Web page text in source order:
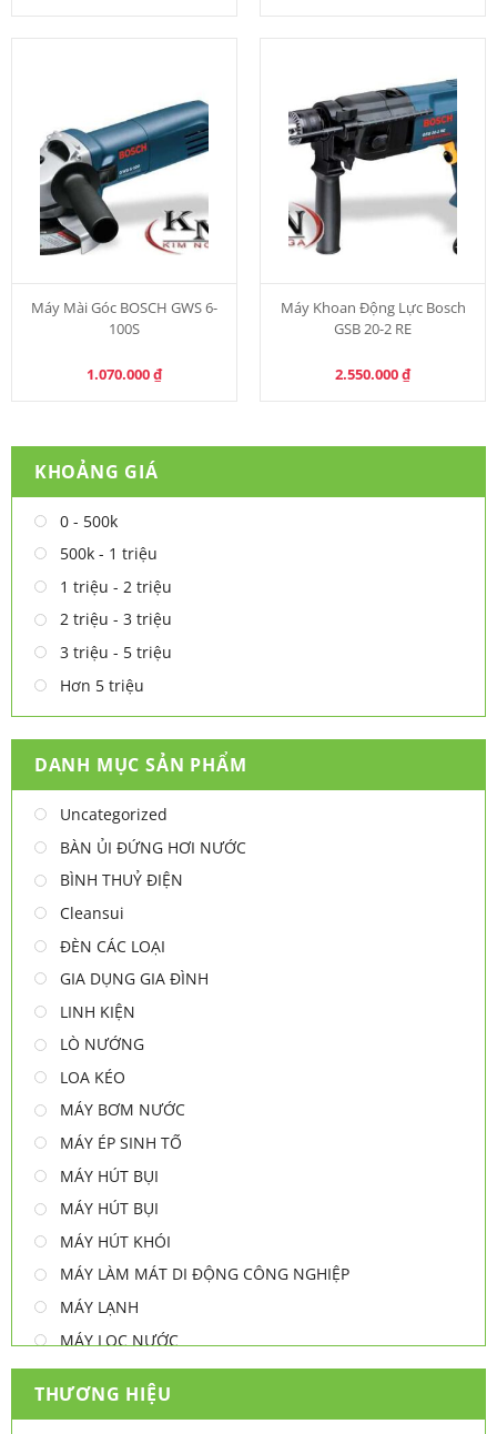
Máy Mài Góc BOSCH GWS 6-
100S
1.070.000₫
Máy Khoan Động Lực Bosch
GSB 20-2 RE
2.550.000₫
KHOẢNG GIÁ
0 - 500k
500k - 1 triệu
1 triệu - 2 triệu
2 triệu - 3 triệu
3 triệu - 5 triệu
Hơn 5 triệu
DANH MỤC SẢN PHẨM
Uncategorized
BÀN ỦI ĐỨNG HƠI NƯỚC
BÌNH THUỶ ĐIỆN
Cleansui
ĐÈN CÁC LOẠI
GIA DỤNG GIA ĐÌNH
LINH KIỆN
LÒ NƯỚNG
LOA KÉO
MÁY BƠM NƯỚC
MÁY ÉP SINH TỐ
MÁY HÚT BỤI
MÁY HÚT BỤI
MÁY HÚT KHÓI
MÁY LÀM MÁT DI ĐỘNG CÔNG NGHIỆP
MÁY LẠNH
MÁY LỌC NƯỚC
MÁY NƯỚC NÓNG
MÁY NƯỚC NÓNG - LẠNH
THƯƠNG HIỆU